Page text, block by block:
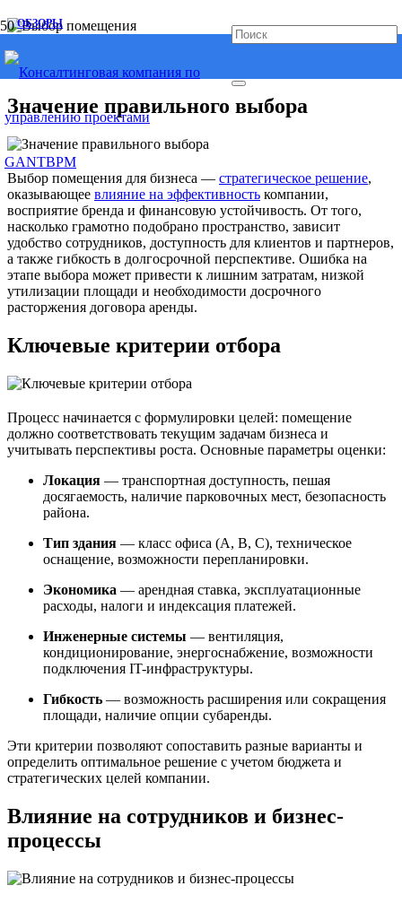
Выбор помещения
Значение правильного выбора
Выбор помещения для бизнеса — стратегическое решение,
оказывающее влияние на эффективность компании,
восприятие бренда и финансовую устойчивость. От того,
насколько грамотно подобрано пространство, зависит
удобство сотрудников, доступность для клиентов и партнеров,
а также гибкость в долгосрочной перспективе. Ошибка на
этапе выбора может привести к лишним затратам, низкой
утилизации площади и необходимости досрочного
расторжения договора аренды.
Ключевые критерии отбора
Процесс начинается с формулировки целей: помещение
должно соответствовать текущим задачам бизнеса и
учитывать перспективы роста. Основные параметры оценки:
Локация — транспортная доступность, пешая
досягаемость, наличие парковочных мест, безопасность
района.
Тип здания — класс офиса (A, B, C), техническое
оснащение, возможности перепланировки.
Экономика — арендная ставка, эксплуатационные
расходы, налоги и индексация платежей.
Инженерные системы — вентиляция,
кондиционирование, энергоснабжение, возможности
подключения IT-инфраструктуры.
Гибкость — возможность расширения или сокращения
площади, наличие опции субаренды.
Эти критерии позволяют сопоставить разные варианты и
определить оптимальное решение с учетом бюджета и
стратегических целей компании.
Влияние на сотрудников и бизнес-
процессы
ОБЗОРЫ